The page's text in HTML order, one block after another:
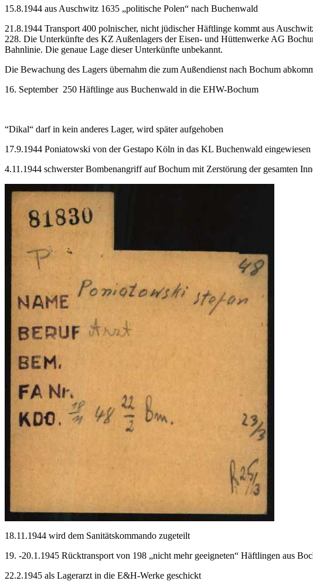
15.8.1944 aus Auschwitz 1635 „politische Polen“ nach Buchenwald
21.8.1944 Transport 400 polnischer, nicht jüdischer Häftlinge kommt aus
228. Die Unterkünfte des KZ Außenlagers der Eisen- und Hüttenwerke AG
Bahnlinie. Die genaue Lage dieser Unterkünfte unbekannt.
Die Bewachung des Lagers übernahm die zum Außendienst nach Bochum
16. September 250 Häftlinge aus Buchenwald in die EHW-Bochum
“Dikal“ darf in kein anderes Lager, wird später aufgehoben
17.9.1944 Poniatowski von der Gestapo Köln in das KL Buchenwald eingewiesen
4.11.1944 schwerster Bombenangriff auf Bochum mit Zerstörung der gesamten
18.11.1944 wird dem Sanitätskommando zugeteilt
19. -20.1.1945 Rücktransport von 198 „nicht mehr geeigneten“ Häftlingen aus
22.2.1945 als Lagerarzt in die E&H-Werke geschickt